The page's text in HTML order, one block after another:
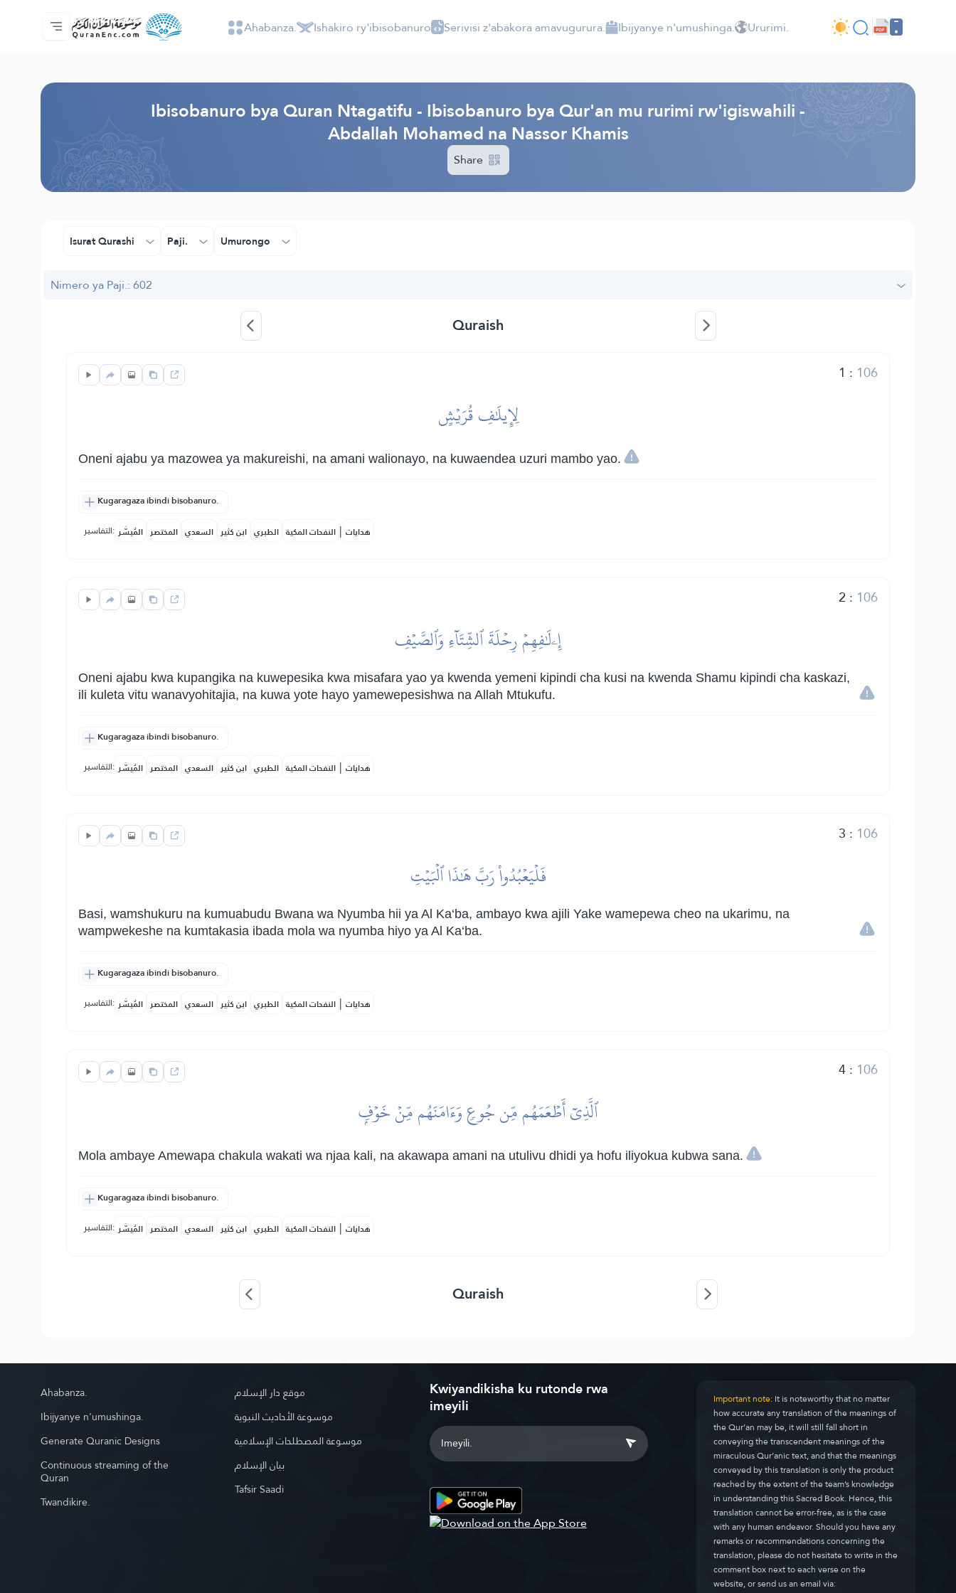
Ahabanza.
Ishakiro ry'ibisobanuro
Audio
Serivisi z'abakora amavugurura. - API
Ibijyanye n'umushinga.
Twandikire.
Ururimi. Ahabanza. Ishakiro ry'ibisobanuro Serivisi z'abakora amavugurura. Ibijyanye n'umushinga. Ururimi.
Ibisobanuro bya Quran Ntagatifu - Ibisobanuro bya Qur'an mu rurimi rw'igiswahili -
Abdallah Mohamed na Nassor Khamis
Share
Isurat Qurashi Paji. Umurongo
Nimero ya Paji.: 602
Quraish
1 : 106
لِإِيلَٰفِ قُرَيۡشٍ
Oneni ajabu ya mazowea ya makureishi, na amani walionayo, na kuwaendea uzuri mambo yao.
Kugaragaza ibindi bisobanuro.
التفاسير: المُيسَّر المختصر السعدي ابن كثير الطبري النفحات المكية | هدايات
2 : 106
إِۦلَٰفِهِمۡ رِحۡلَةَ ٱلشِّتَآءِ وَٱلصَّيۡفِ
Oneni ajabu kwa kupangika na kuwepesika kwa misafara yao ya kwenda yemeni kipindi cha kusi na kwenda Shamu kipindi cha kaskazi,
ili kuleta vitu wanavyohitajia, na kuwa yote hayo yamewepesishwa na Allah Mtukufu.
Kugaragaza ibindi bisobanuro.
التفاسير: المُيسَّر المختصر السعدي ابن كثير الطبري النفحات المكية | هدايات
3 : 106
فَلۡيَعۡبُدُواْ رَبَّ هَٰذَا ٱلۡبَيۡتِ
Basi, wamshukuru na kumuabudu Bwana wa Nyumba hii ya Al Ka‘ba, ambayo kwa ajili Yake wamepewa cheo na ukarimu, na
wampwekeshe na kumtakasia ibada mola wa nyumba hiyo ya Al Ka‘ba.
Kugaragaza ibindi bisobanuro.
التفاسير: المُيسَّر المختصر السعدي ابن كثير الطبري النفحات المكية | هدايات
4: 106
ٱلَّذِيٓ أَطۡعَمَهُم مِّن جُوعٖ وَءَامَنَهُم مِّنۡ خَوۡفِۭ
Mola ambaye Amewapa chakula wakati wa njaa kali, na akawapa amani na utulivu dhidi ya hofu iliyokua kubwa sana.
Kugaragaza ibindi bisobanuro.
التفاسير: المُيسَّر المختصر السعدي ابن كثير الطبري النفحات المكية | هدايات
Quraish
Ahabanza.
Ibijyanye n'umushinga.
Generate Quranic Designs
Continuous streaming of the
Quran
Twandikire.
موقع دار الإسلام
موسوعة الأحاديث النبوية
موسوعة المصطلحات الإسلامية
بيان الإسلام
Tafsir Saadi
Kwiyandikisha ku rutonde rwa
imeyili Important note:It is noteworthy that no matter
how accurate any translation of the meanings of
the Qur’an may be, it will still fall short in
conveying the transcendent meanings of the
miraculous Qur’anic text, and that the meanings
conveyed by this translation is only the product
reached by the extent of the team’s knowledge
in understanding this Sacred Book. Hence, this
translation cannot be error-free, as is the case
with any human endeavor. Should you have any
remarks or recommendations concerning the
translation, please do not hesitate to write in the
comment box next to each verse on the
website, or send us an email via: